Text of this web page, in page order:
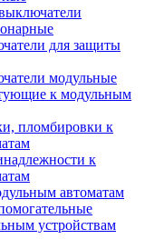
для защиты
модульные
к модульным
пломбировки к
к
автоматам
устройствам